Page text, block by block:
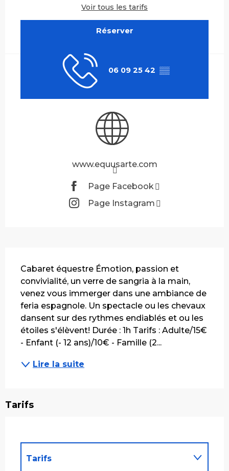
Voir tous les tarifs
Réserver
06 09 25 42 ▒▒
www.equusarte.com
Page Facebook
Page Instagram
Cabaret équestre Émotion, passion et
convivialité, un verre de sangria à la main,
venez vous immerger dans une ambiance de
feria espagnole. Un spectacle ou les chevaux
dansent sur des rythmes endiablés et ou les
étoiles s'élèvent! Durée : 1h Tarifs : Adulte/15€
- Enfant (- 12 ans)/10€ - Famille (2...
Lire la suite
Tarifs
Tarifs